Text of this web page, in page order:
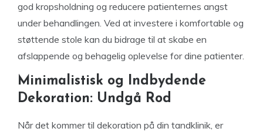
god kropsholdning og reducere patienternes angst
under behandlingen. Ved at investere i komfortable og
støttende stole kan du bidrage til at skabe en
afslappende og behagelig oplevelse for dine patienter.
Minimalistisk og Indbydende
Dekoration: Undgå Rod
Når det kommer til dekoration på din tandklinik, er